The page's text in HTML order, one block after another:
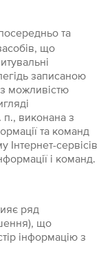
та
що
записаною
можливістю
п., виконана з
та команд
Інтернет-сервісів
і команд.
ряд
що
інформацію з